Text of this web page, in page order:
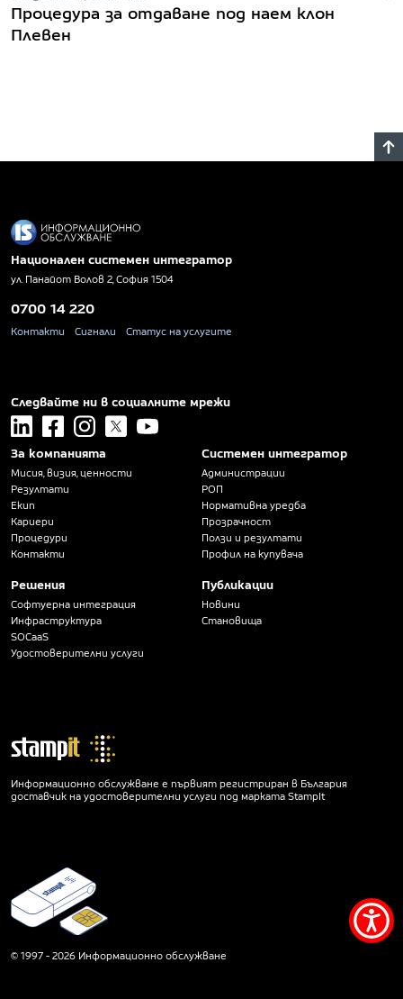
Процедура за отдаване под наем клон
Плевен
Национален системен интегратор
ул. Панайот Волов 2, София 1504
0700 14 220
Контакти Сигнали Статус на услугите
Следвайте ни в социалните мрежи
linkedin facebookinstagram
x youtube
За компанията
Мисия, визия, ценности
Резултати
Екип
Кариери
Процедури
Контакти
Решения
Софтуерна интеграция
Инфраструктура
SOCaaS
Удостоверителни услуги
Системен интегратор
Администрации
РОП
Нормативна уредба
Прозрачност
Ползи и резултати
Профил на купувача
Публикации
Новини
Становища
Информационно обслужване е първият регистриран в България
доставчик на удостоверителни услуги под марката StampIt
© 1997 - 2026 Информационно обслужване